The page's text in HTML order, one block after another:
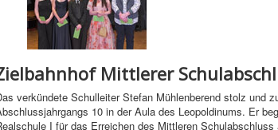
Mittlerer
verkündete Schulleiter Stefan Mühlenberend stolz und
10 in der Aula des Leopoldinums. Er
I für das Erreichen des Mittleren